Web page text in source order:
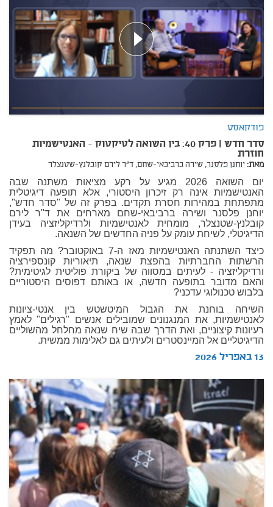
פודקאסט
סדר חדש | פרק 40: בין השואה לטיקטוק - האנטישמיות
חוזרת
מאת:יוחנן פלסנר, שירה ברביבאי-שחם, ד"ר לירם קובלנץ-שטנצלר
יום השואה 2026 מגיע על רקע מציאות משתנה שבה
האנטישמיות אינה רק זיכרון היסטורי, אלא תופעה דיגיטלית
מתפתחת במהירות חסרת תקדים. בפרק זה של "סדר חדש",
יוחנן פלסנר ושירה ברביבאי-שחם מארחים את ד"ר לירם
קובלנץ-שטנצלר, מומחית לאנטישמיות ולרדיקליזציה בעידן
הדיגיטלי, לשיחת עומק על פניה החדשים של השנאה.
כיצד השתנתה האנטישמיות מאז ה-7 באוקטובר? מה תפקיד
הרשתות החברתיות בהפצת שנאה, תיאוריות קונספירציה
ורדיקליזציה - לעיתים במסווה של ביקורת פוליטית לגיטימית?
והאם מדובר בתופעה חדשה, או באותם דפוסים היסטוריים
בלבוש טכנולוגי עדכני?
השיחה בוחנת את הגבול המיטשטש בין אנטי-ציונות
לאנטישמיות, את המנגנונים שמובילים אנשים "רגילים" לאמץ
רעיונות קיצוניים, ואת הדרך שבה שיח שנאה מחלחל מהשוליים
הדיגיטליים אל המיינסטרים ולעיתים גם לאלימות ממשית.
13 באפריל 2026